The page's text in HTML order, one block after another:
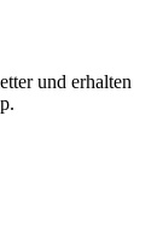
und erhalten